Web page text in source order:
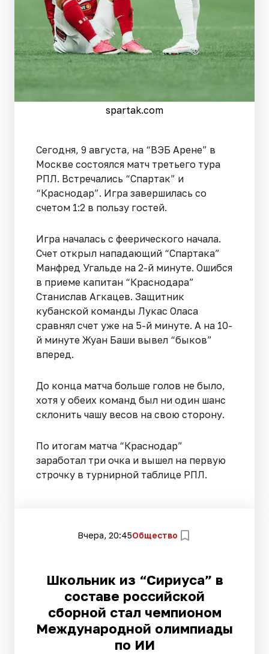
spartak.com
Сегодня, 9 августа, на “ВЭБ Арене” в
Москве состоялся матч третьего тура
РПЛ. Встречались “Спартак” и
“Краснодар”. Игра завершилась со
счетом 1:2 в пользу гостей.
Игра началась с феерического начала.
Счет открыл нападающий “Спартака”
Манфред Угальде на 2-й минуте. Ошибся
в приеме капитан “Краснодара”
Станислав Агкацев. Защитник
кубанской команды Лукас Оласа
сравнял счет уже на 5-й минуте. А на 10-
й минуте Жуан Баши вывел “быков”
вперед.
До конца матча больше голов не было,
хотя у обеих команд был ни один шанс
склонить чашу весов на свою сторону.
По итогам матча “Краснодар”
заработал три очка и вышел на первую
строчку в турнирной таблице РПЛ.
Вчера, 20:45Общество
Школьник из “Сириуса” в
составе российской
сборной стал чемпионом
Международной олимпиады
по ИИ